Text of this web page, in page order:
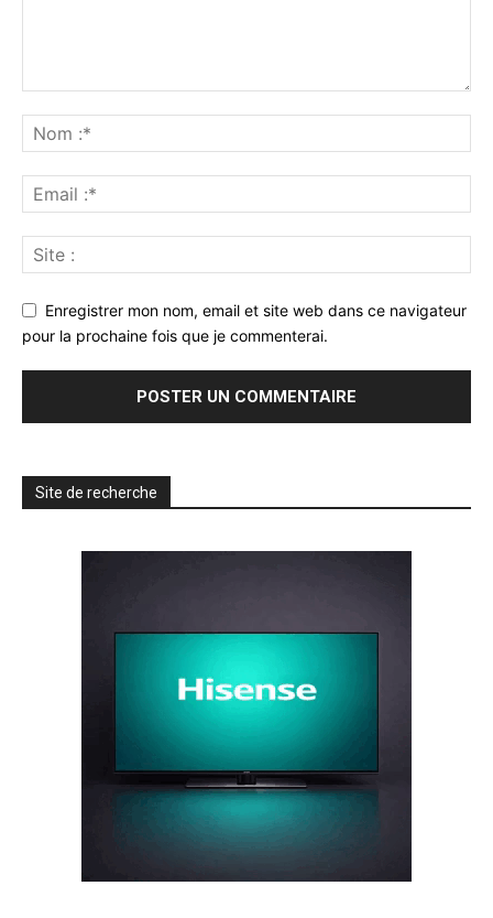
Enregistrer mon nom, email et site web dans ce navigateur
pour la prochaine fois que je commenterai.
Site de recherche